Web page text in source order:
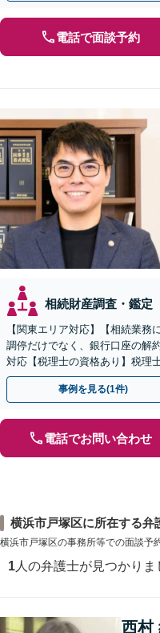
電話で面談予約
相続財産調査・鑑定
【関東エリア対応】【相続業
調停だけでなく、銀行口座の解
対応【税理士の資格あり】税理
続手続きもお任せください【初
事例を見る(1件)
電話でお問い合わせ
横浜市戸塚区に所在する弁
横浜市戸塚区の事務所等での面談予
1 人の弁護士が見つかりま
西村